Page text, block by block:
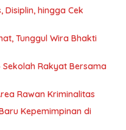
Disiplin, hingga Cek
Tunggul Wira Bhakti
Rakyat Bersama
Rawan Kriminalitas
Kepemimpinan di